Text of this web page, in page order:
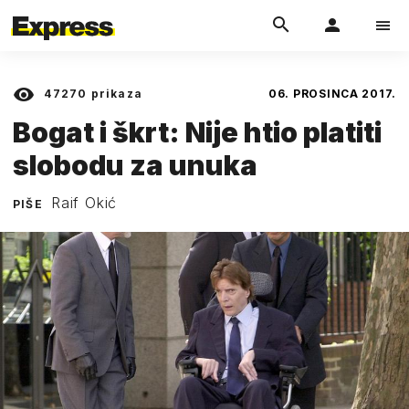
47270 prikaza 06. PROSINCA 2017.
Bogat i škrt: Nije htio platiti
slobodu za unuka
PIŠE Raif Okić